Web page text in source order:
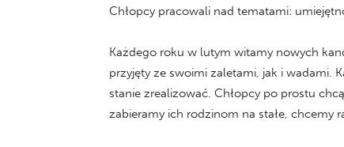
Chłopcy pracowali nad tematami:
Każdego roku w lutym witamy nowych
przyjęty ze swoimi zaletami, jak i wadami.
stanie zrealizować. Chłopcy po prostu
zabieramy ich rodzinom na stałe, chcemy